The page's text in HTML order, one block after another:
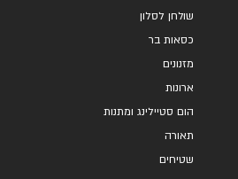
שולחן לסלון
כסאות בר
מזנונים
ארונות
הום סטיילינג ומתנות
תאורה
שטיחים